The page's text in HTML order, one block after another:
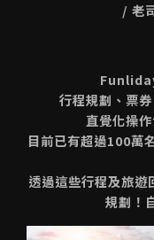
/ 老
行程規劃、票
直覺化操
目前已有超過100萬
透過這些行程及旅遊
規劃！